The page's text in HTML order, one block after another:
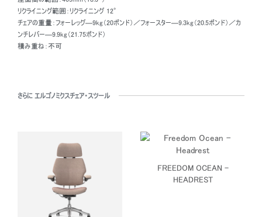
リクライニング範囲：リクライニング 12°
チェアの重量：フォーレッグ―9kg（20ポンド）／フォースター―9.3kg（20.5ポンド）／カ
ンチレバー―9.9kg（21.75ポンド）
積み重ね：不可
さらに エルゴノミクスチェア・スツール
FREEDOM OCEAN -
HEADREST